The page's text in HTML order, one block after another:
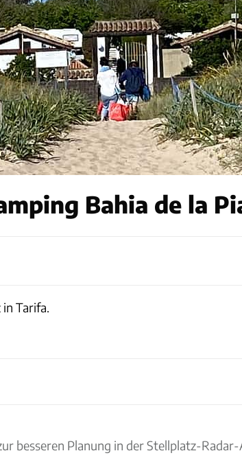
Bahia de la
Tarifa.
besseren Planung in der Stellplatz-Radar-